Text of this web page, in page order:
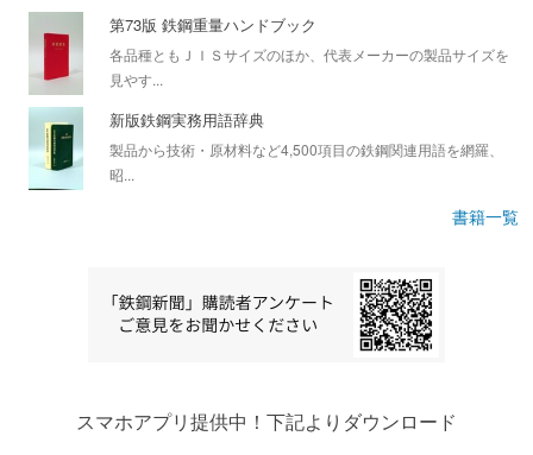
第73版 鉄鋼重量ハンドブック
各品種ともＪＩＳサイズのほか、代表メーカーの製品サイズを
見やす...
新版鉄鋼実務用語辞典
製品から技術・原材料など4,500項目の鉄鋼関連用語を網羅、
昭...
書籍一覧
スマホアプリ提供中！下記よりダウンロード